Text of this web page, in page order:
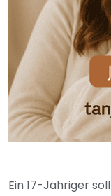
Ein 17-Jähriger